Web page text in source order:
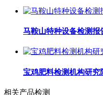
马鞍山特种设备检测报
宝鸡肥料检测机构研究
相关产品检测